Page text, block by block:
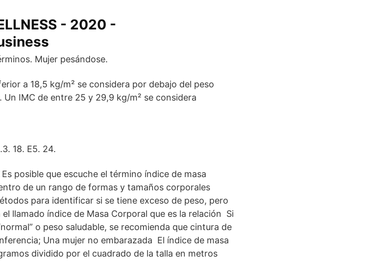
- 2020 -
Mujer pesándose.
a 18,5 kg/m² se considera por debajo del peso
Un IMC de entre 25 y 29,9 kg/m² se considera
18. E5. 24.
posible que escuche el término índice de masa
de un rango de formas y tamaños corporales
para identificar si se tiene exceso de peso, pero
llamado índice de Masa Corporal que es la relación Si
o peso saludable, se recomienda que cintura de
Una mujer no embarazada El índice de masa
dividido por el cuadrado de la talla en metros